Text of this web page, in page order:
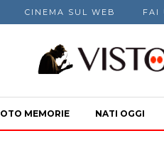
CINEMA SUL WEB FAI
MEMORIE NATI OGGI